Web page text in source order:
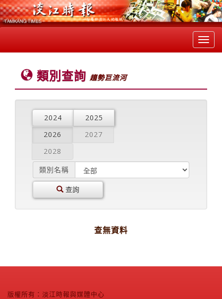
類別查詢 趨勢巨流河
2024
2025
2026
2027
2028
類別名稱
查詢
查無資料
版權所有：淡江時報與媒體中心